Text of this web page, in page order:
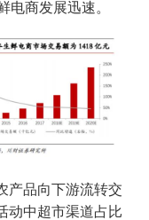
电商发展迅速。
产品向下游流转交
动中超市渠道占比